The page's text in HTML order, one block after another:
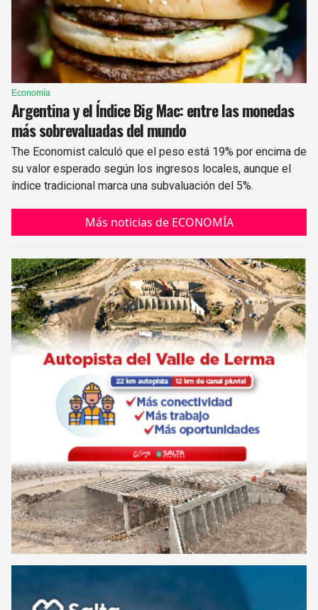
Economía
Argentina y el Índice Big Mac: entre las monedas
más sobrevaluadas del mundo
The Economist calculó que el peso está 19% por encima de
su valor esperado según los ingresos locales, aunque el
índice tradicional marca una subvaluación del 5%.
Más noticias de ECONOMÍA